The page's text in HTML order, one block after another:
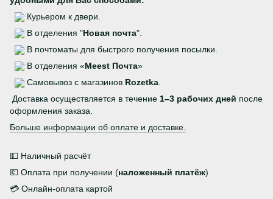
Курьером к двери.
В отделения "Новая почта".
В почтоматы для быстрого получения посылки.
В отделения «Meest Почта»
Самовывоз с магазинов Rozetka
Доставка осуществляется в течение 1–3 рабочих дней после
оформления заказа.
Больше информации об оплате и доставке.
💵 Наличный расчёт
💶 Оплата при получении (наложенный платёж)
💳 Онлайн-оплата картой